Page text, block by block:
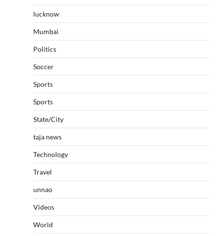
lucknow
Mumbai
Politics
Soccer
Sports
Sports
State/City
taja news
Technology
Travel
unnao
Videos
World